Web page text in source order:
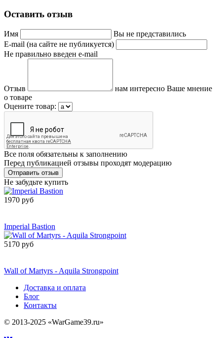
Оставить отзыв
Имя
Вы не представились
E-mail (на сайте не публикуется)
Не правильно введен e-mail
Отзыв
нам интересно Ваше мнение
о товаре
Оцените товар:
Все поля обязательны к заполнению
Перед публикацией отзывы проходят модерацию
Не забудьте купить
1970 руб
Imperial Bastion
5170 руб
Wall of Martyrs - Aquila Strongpoint
Доставка и оплата
Блог
Контакты
© 2013-2025 «WarGame39.ru»